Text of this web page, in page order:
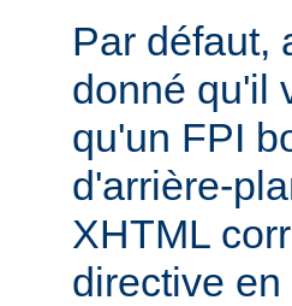
Par défaut,
donné qu'il
qu'un FPI
d'arrière-
XHTML
directive